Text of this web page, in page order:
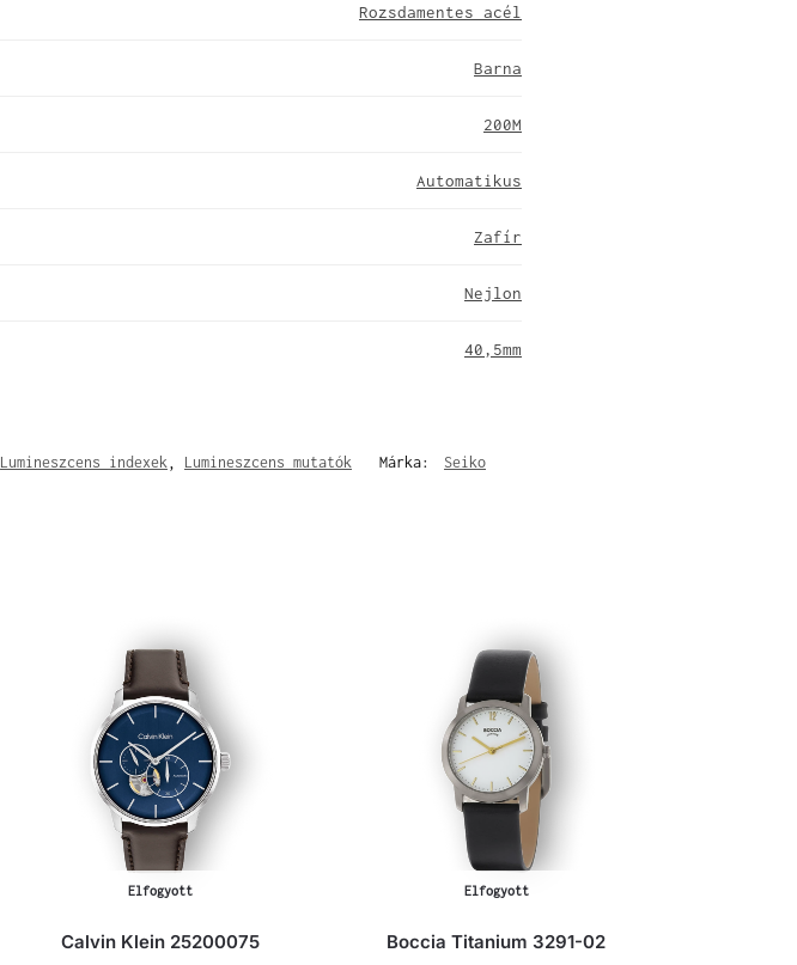
Rozsdamentes acél
Barna
200M
Automatikus
Zafír
Nejlon
40,5mm
Lumineszcens indexek, Lumineszcens mutatók Márka: Seiko
Elfogyott
Calvin Klein 25200075
Elfogyott
Boccia Titanium 3291-02